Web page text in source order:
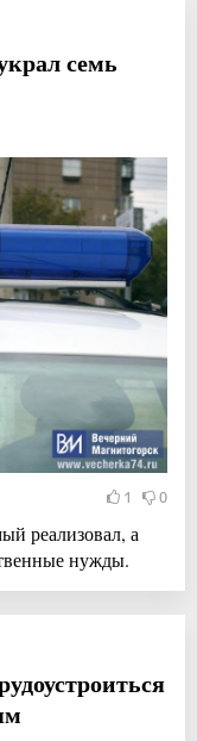
семь
1 0
реализовал, а
нужды.